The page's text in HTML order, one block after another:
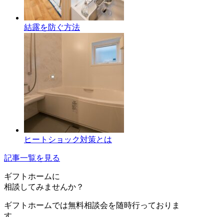
結露を防ぐ方法
ヒートショック対策とは
記事一覧を見る
ギフトホームに
相談 してみませんか？
ギフトホームでは無料相談会を随時行っておりま